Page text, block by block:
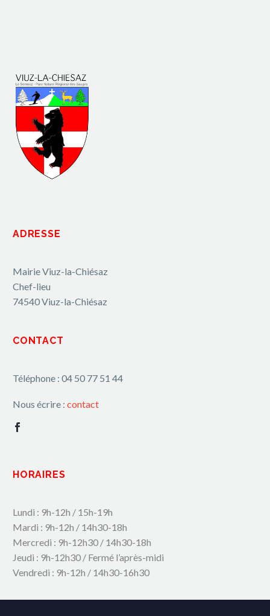
ADRESSE
Mairie Viuz-la-Chiésaz
Chef-lieu
74540 Viuz-la-Chiésaz
CONTACT
Téléphone : 04 50 77 51 44
Nous écrire : contact
HORAIRES
Lundi : 9h-12h / 15h-19h
Mardi : 9h-12h / 14h30-18h
Mercredi : 9h-12h30 / 14h30-18h
Jeudi : 9h-12h30 / Fermé l’après-midi
Vendredi : 9h-12h / 14h30-16h30